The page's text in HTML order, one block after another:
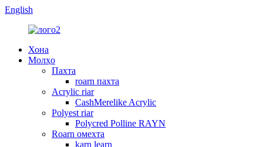
English
Хона
Молҳо
Пахта
roarn пахта
Acrylic riar
CashMerelike Acrylic
Polyest riar
Polycred Polline RAYN
Roarn омехта
karn learn